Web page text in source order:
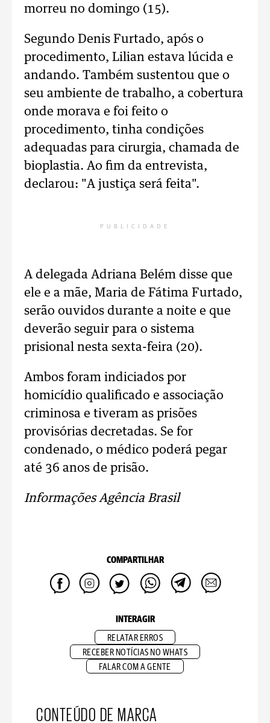
morreu no domingo (15).
Segundo Denis Furtado, após o
procedimento, Lilian estava lúcida e
andando. Também sustentou que o
seu ambiente de trabalho, a cobertura
onde morava e foi feito o
procedimento, tinha condições
adequadas para cirurgia, chamada de
bioplastia. Ao fim da entrevista,
declarou: "A justiça será feita".
PUBLICIDADE
A delegada Adriana Belém disse que
ele e a mãe, Maria de Fátima Furtado,
serão ouvidos durante a noite e que
deverão seguir para o sistema
prisional nesta sexta-feira (20).
Ambos foram indiciados por
homicídio qualificado e associação
criminosa e tiveram as prisões
provisórias decretadas. Se for
condenado, o médico poderá pegar
até 36 anos de prisão.
Informações Agência Brasil
COMPARTILHAR
INTERAGIR
RELATAR ERROS
RECEBER NOTÍCIAS NO WHATS
FALAR COM A GENTE
CONTEÚDO DE MARCA